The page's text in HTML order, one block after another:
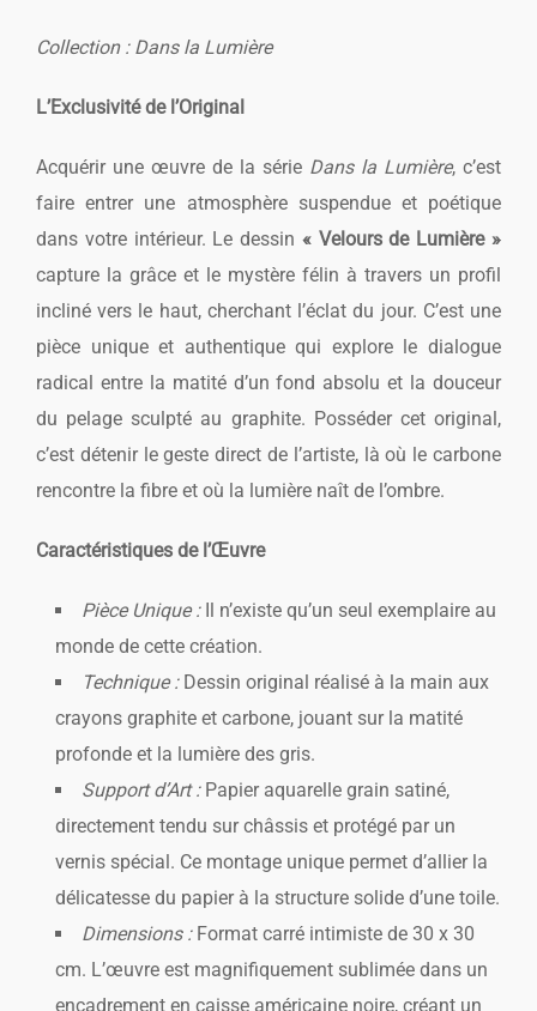
Collection : Dans la Lumière
L’Exclusivité de l’Original
Acquérir une œuvre de la série Dans la Lumière, c’est
faire entrer une atmosphère suspendue et poétique
dans votre intérieur. Le dessin « Velours de Lumière »
capture la grâce et le mystère félin à travers un profil
incliné vers le haut, cherchant l’éclat du jour. C’est une
pièce unique et authentique qui explore le dialogue
radical entre la matité d’un fond absolu et la douceur
du pelage sculpté au graphite. Posséder cet original,
c’est détenir le geste direct de l’artiste, là où le carbone
rencontre la fibre et où la lumière naît de l’ombre.
Caractéristiques de l’Œuvre
Pièce Unique :Il n’existe qu’un seul exemplaire au
monde de cette création.
Technique :Dessin original réalisé à la main aux
crayons graphite et carbone, jouant sur la matité
profonde et la lumière des gris.
Support d’Art :Papier aquarelle grain satiné,
directement tendu sur châssis et protégé par un
vernis spécial. Ce montage unique permet d’allier la
délicatesse du papier à la structure solide d’une toile.
Dimensions :Format carré intimiste de 30 x 30
cm. L’œuvre est magnifiquement sublimée dans un
encadrement en caisse américaine noire, créant un